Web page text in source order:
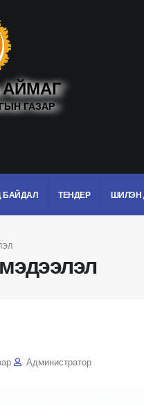
ГАЗАР
БАЙДАЛ ТЕНДЕР ШИЛЭН
Администратор